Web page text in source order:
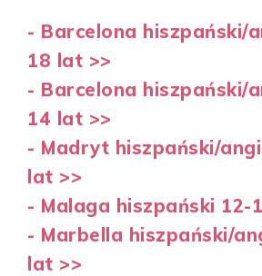
- Barcelona hiszpański/
18 lat >>
- Barcelona hiszpański/
14 lat >>
- Madryt hiszpański/
lat >>
- Malaga hiszpański 12-
- Marbella hiszpański/
lat >>